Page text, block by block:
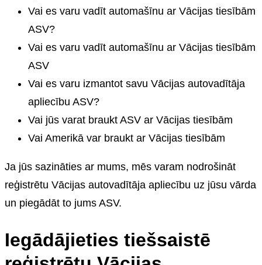
Vai es varu vadīt automašīnu ar Vācijas tiesībām
ASV?
Vai es varu vadīt automašīnu ar Vācijas tiesībām
ASV
Vai es varu izmantot savu Vācijas autovadītāja
apliecību ASV?
Vai jūs varat braukt ASV ar Vācijas tiesībām
Vai Amerikā var braukt ar Vācijas tiesībām
Ja jūs sazināties ar mums, mēs varam nodrošināt
reģistrētu Vācijas autovadītāja apliecību uz jūsu vārda
un piegādāt to jums ASV.
Iegādājieties tiešsaistē